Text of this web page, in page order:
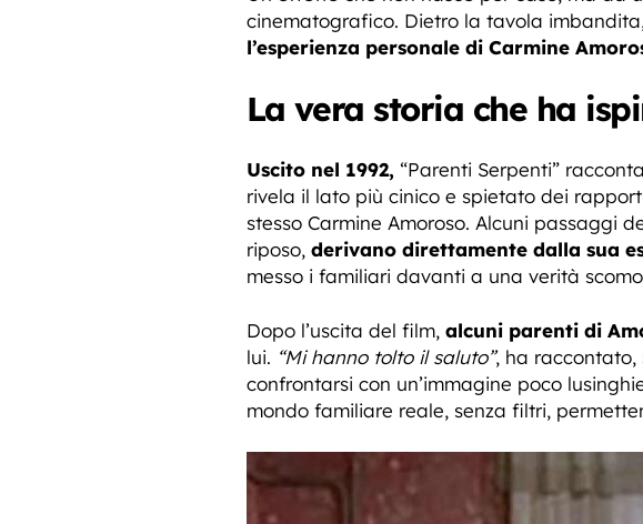
cinematografico. Dietro la tavola
l’esperienza personale di Carmine
La vera storia che ha
Uscito nel 1992, “Parenti Serpenti”
rivela il lato più cinico e spietato dei
stesso Carmine Amoroso. Alcuni passaggi
riposo, derivano direttamente dalla sua
messo i familiari davanti a una verità
Dopo l’uscita del film, alcuni parenti di
lui. “Mi hanno tolto il saluto”, ha
confrontarsi con un’immagine poco
mondo familiare reale, senza filtri,